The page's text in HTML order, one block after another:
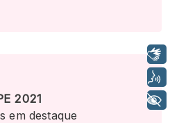
2021
em destaque